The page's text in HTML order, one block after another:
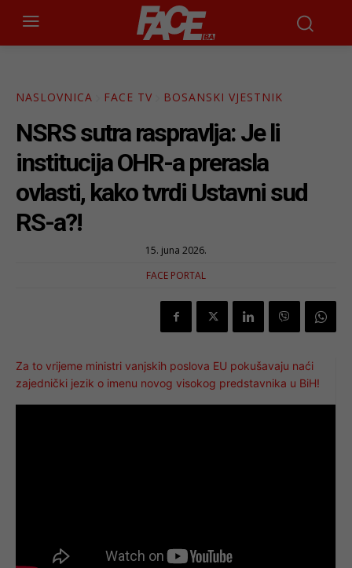
NASLOVNICA FACE TV BOSANSKI VJESTNIK
NSRS sutra raspravlja: Je li
institucija OHR-a prerasla
ovlasti, kako tvrdi Ustavni sud
RS-a?!
15. juna 2026.
FACE PORTAL
Za to vrijeme ministri vanjskih poslova EU pokušavaju naći
zajednički jezik o imenu novog visokog predstavnika u BiH!